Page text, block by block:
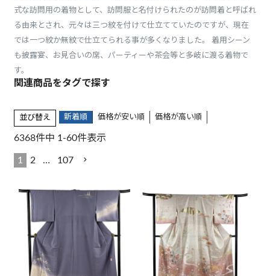
式な訪問用の着物として、訪問服と名付けられたのが訪問着と呼ばれ
る由来とされ、元々は三つ紋を付けて仕立てていたのですが、現在
では一つ紋か無紋で仕立てられる事が多くなりました。 着用シーン
も披露宴、お見合いの席、パーティーや茶会等と多岐に渡る着物で
す。
並び替え 新着順 価格が安い順 価格が高い順
6368件中 1 -60件表示
1 2 … 107